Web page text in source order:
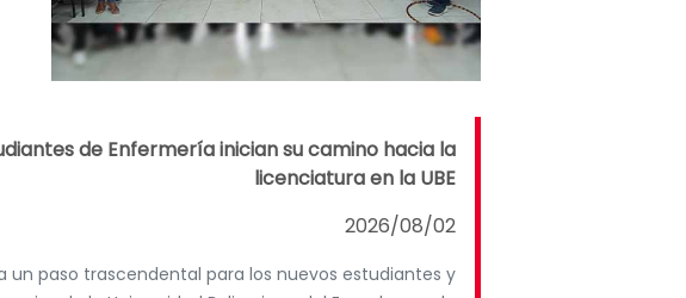
de Enfermería inician su camino hacia la
licenciatura en la UBE
2026/08/02
un paso trascendental para los nuevos estudiantes y